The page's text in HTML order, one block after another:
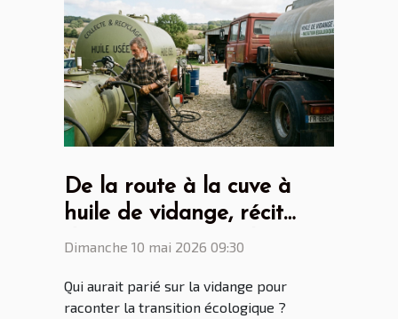
De la route à la cuve à
huile de vidange, récit
d'une mutation écologique
Dimanche 10 mai 2026 09:30
Qui aurait parié sur la vidange pour
raconter la transition écologique ?